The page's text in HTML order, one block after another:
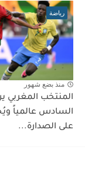
رياضة
منذ بضع شهور
المنتخب المغربي
السادس عالمياً
على الصدارة...